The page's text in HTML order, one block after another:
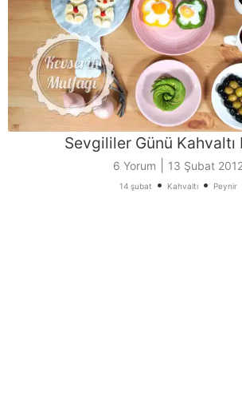
Sevgililer Günü Kahvaltı
6 Yorum 13 Şubat
14 şubat • Kahvaltı • Peynir